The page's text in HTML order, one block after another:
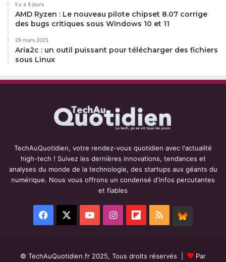
il y a 5 jours
AMD Ryzen : Le nouveau pilote chipset 8.07 corrige
des bugs critiques sous Windows 10 et 11
29 mars 2025
Aria2c : un outil puissant pour télécharger des fichiers
sous Linux
TechAuQuotidien, votre rendez-vous quotidien avec l'actualité
high-tech ! Suivez les dernières innovations, tendances et
analyses du monde de la technologie, des startups aux géants du
numérique. Nous vous offrons un condensé d'infos percutantes
et fiables
Facebook YouTubeInstagramFlipboard
RSS
© TechAuQuotidien.fr 2025, Tous droits réservés | Par